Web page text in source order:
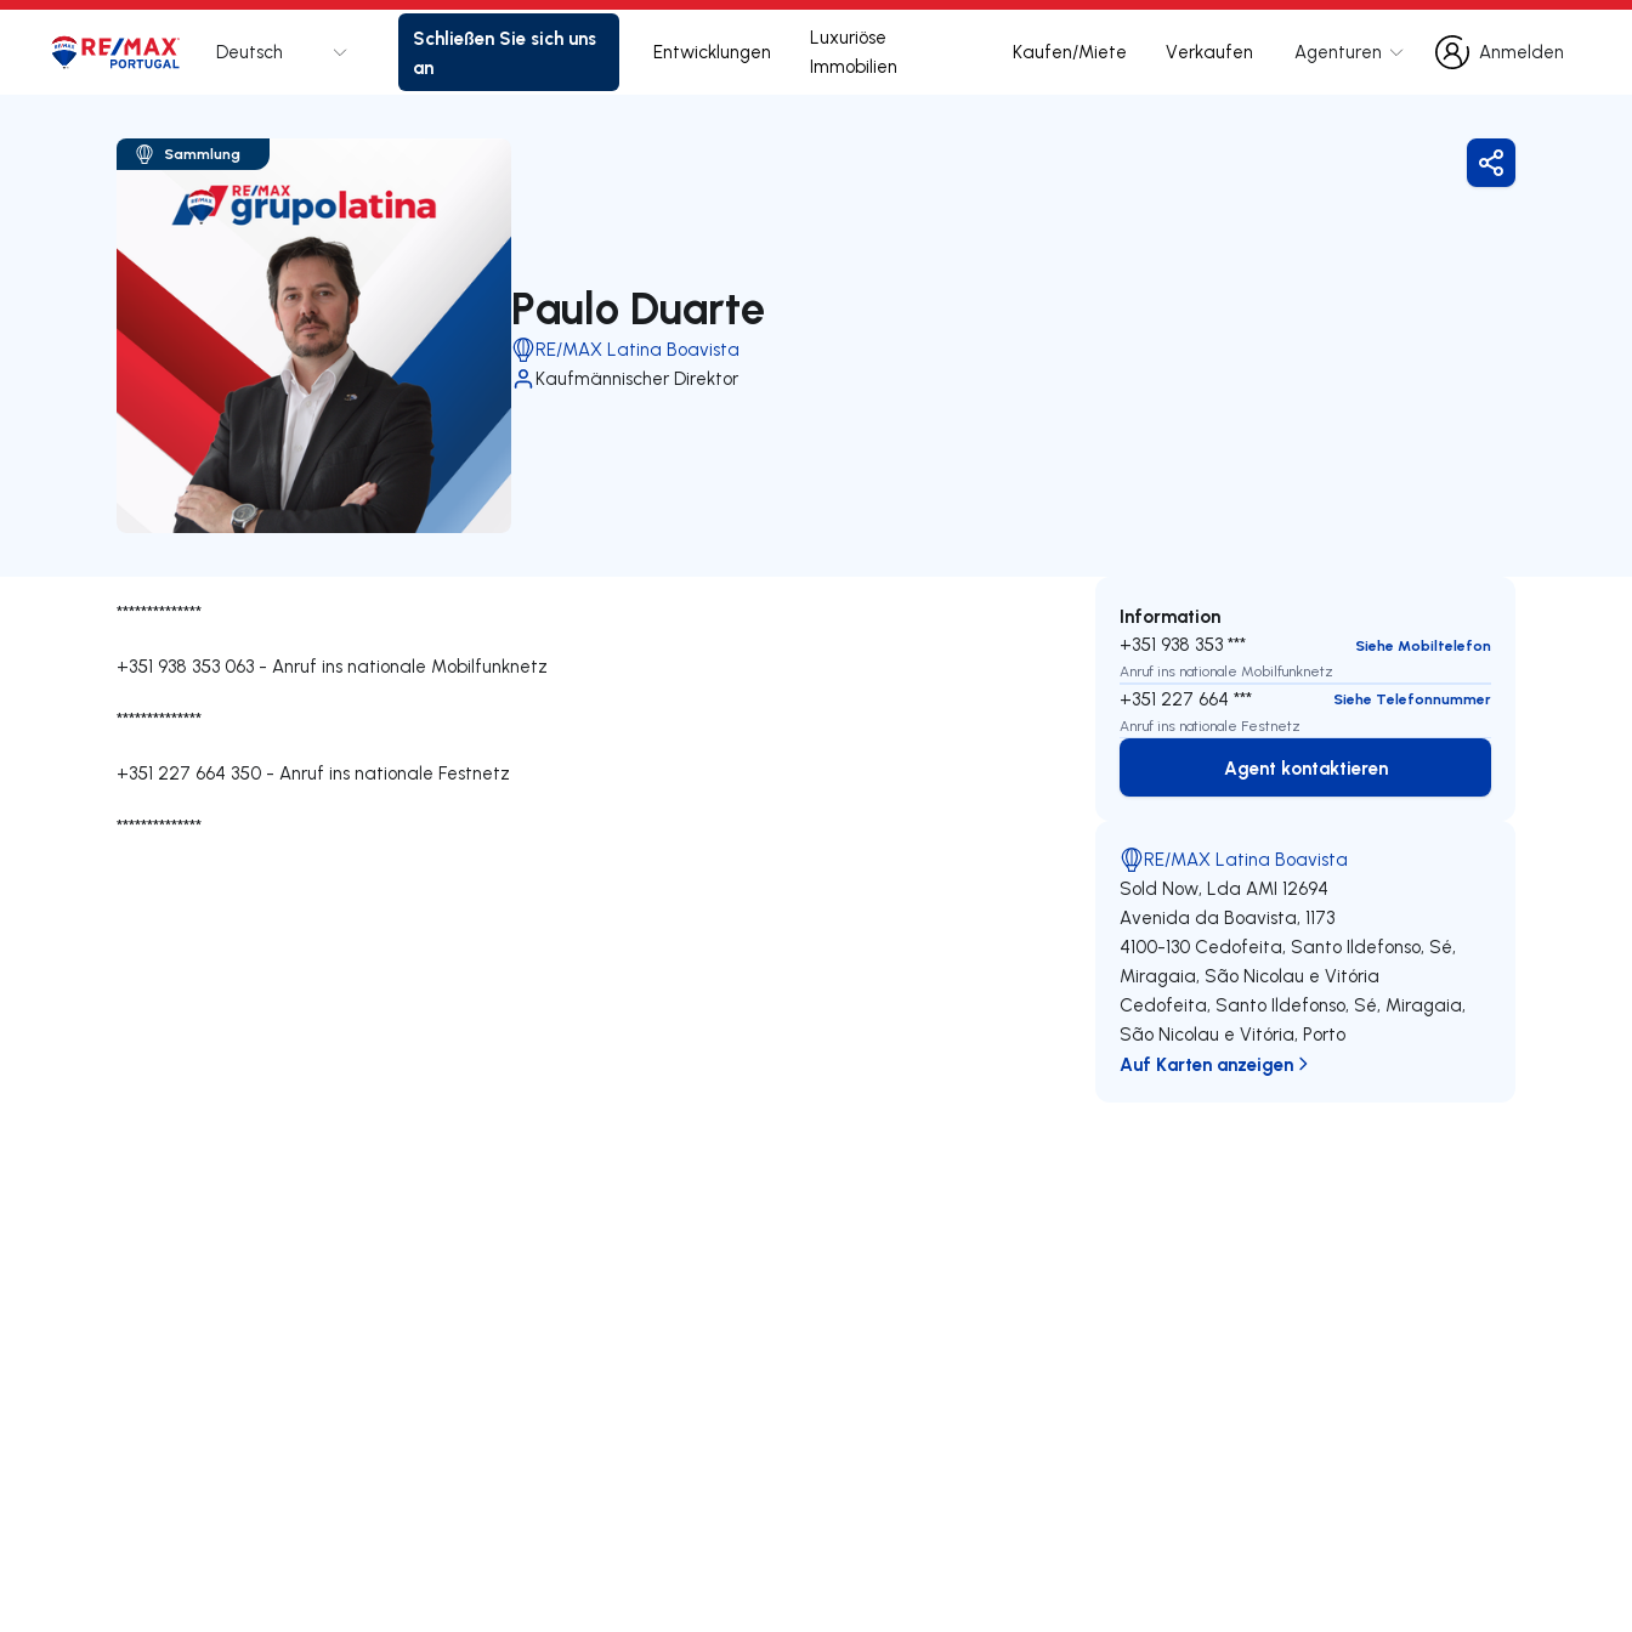
Logo Zur Startseite
Deutsch
Schließen Sie sich uns
an
Entwicklungen
Luxuriöse
Immobilien
Kaufen/Miete Verkaufen Agenturen
Anmelden
Anmelden
Sammlung
Paulo Duarte
RE/MAX Latina Boavista
Kaufmännischer Direktor
Freigeben
**************
+351 938 353 063 - Anruf ins nationale Mobilfunknetz
**************
+351 227 664 350 - Anruf ins nationale Festnetz
**************
Information
+351 938 353 ***
Siehe Mobiltelefon
Anruf ins nationale Mobilfunknetz
+351 227 664 ***
Siehe Telefonnummer
Anruf ins nationale Festnetz
Agent kontaktieren
Agent kontaktieren
RE/MAX Latina Boavista
Sold Now, Lda AMI 12694
Avenida da Boavista, 1173
4100-130 Cedofeita, Santo Ildefonso, Sé,
Miragaia, São Nicolau e Vitória
Cedofeita, Santo Ildefonso, Sé, Miragaia,
São Nicolau e Vitória,Porto
Auf Karten anzeigen